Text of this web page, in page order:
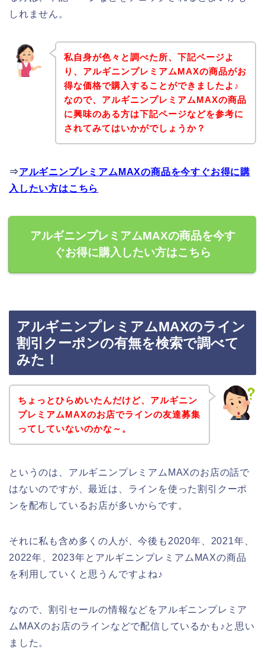
しれません。
私自身が色々と調べた所、下記ページよ
り、アルギニンプレミアムMAXの商品がお
得な価格で購入することができましたよ♪
なので、アルギニンプレミアムMAXの商品
に興味のある方は下記ページなどを参考に
されてみてはいかがでしょうか？
⇒アルギニンプレミアムMAXの商品を今すぐお得に購
入したい方はこちら
アルギニンプレミアムMAXの商品を今す
ぐお得に購入したい方はこちら
アルギニンプレミアムMAXのライン
割引クーポンの有無を検索で調べて
みた！
ちょっとひらめいたんだけど、アルギニン
プレミアムMAXのお店でラインの友達募集
ってしていないのかな～。
というのは、アルギニンプレミアムMAXのお店の話で
はないのですが、最近は、ラインを使った割引クーポ
ンを配布しているお店が多いからです。
それに私も含め多くの人が、今後も2020年、2021年、
2022年、2023年とアルギニンプレミアムMAXの商品
を利用していくと思うんですよね♪
なので、割引セールの情報などをアルギニンプレミア
ムMAXのお店のラインなどで配信しているかも♪と思い
ました。